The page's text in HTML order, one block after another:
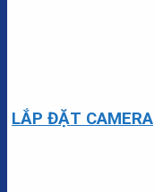
LẮP ĐẶT CAMERA